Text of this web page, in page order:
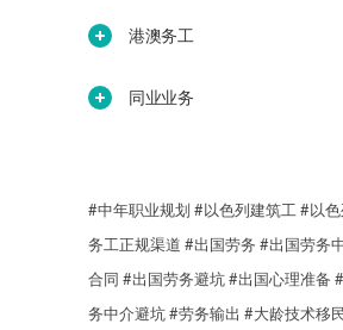
港澳务工
同业业务
#中年职业规划 #以色列建筑工 #以
务工正规渠道 #出国劳务 #出国劳务
合同 #出国劳务避坑#出国心理准备
务中介避坑#劳务输出 #大龄技术移